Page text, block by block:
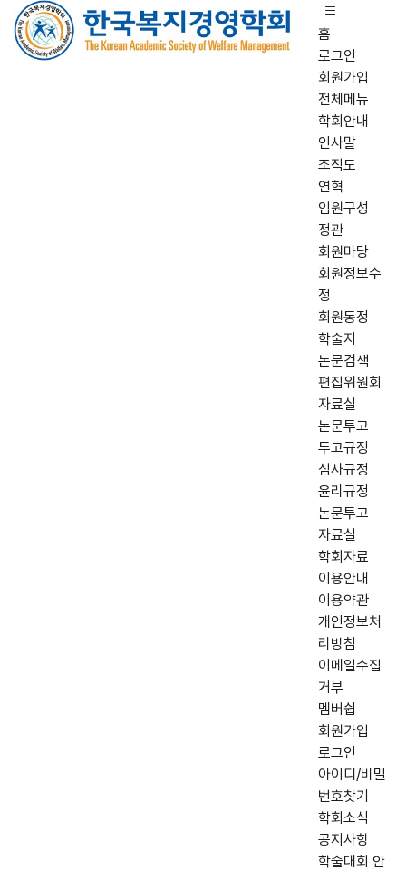
홈
로그인
회원가입
전체메뉴
학회안내
인사말
조직도
연혁
임원구성
정관
회원마당
회원정보수
정
회원동정
학술지
논문검색
편집위원회
자료실
논문투고
투고규정
심사규정
윤리규정
논문투고
자료실
학회자료
이용안내
이용약관
개인정보처
리방침
이메일수집
거부
멤버쉽
회원가입
로그인
아이디/비밀
번호찾기
학회소식
공지사항
학술대회 안